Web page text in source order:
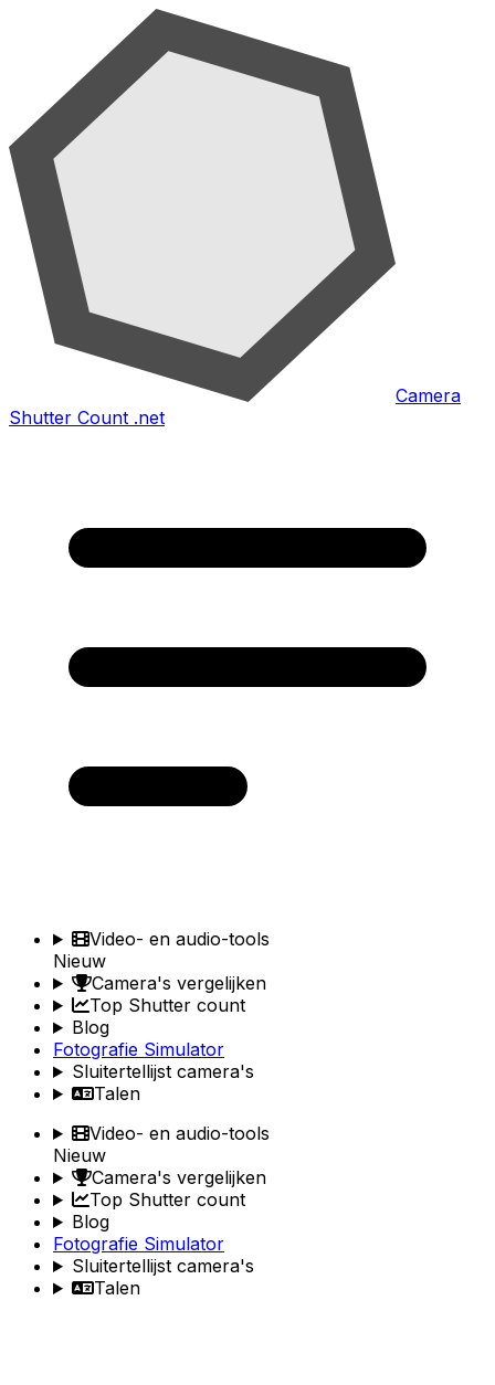
Camera
Shutter Count .net
Video- en audio-tools
Nieuw
Camera's vergelijken
Top Shutter count
Blog
Fotografie Simulator
Sluitertellijst camera's
Talen
Video- en audio-tools
Nieuw
Camera's vergelijken
Top Shutter count
Blog
Fotografie Simulator
Sluitertellijst camera's
Talen